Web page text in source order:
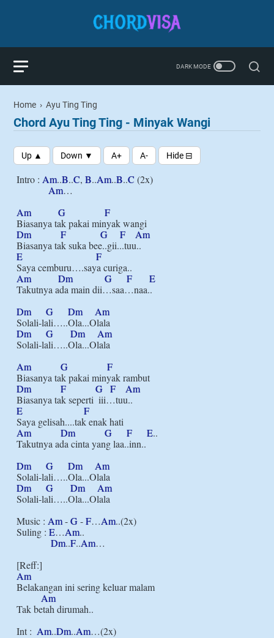
Home › Ayu Ting Ting
Chord Ayu Ting Ting - Minyak Wangi
Intro : Am..B..C, B..Am..B..C (2x)
Am…
Am
G
F
Dm
F G F
Am
E
F
Am
Dm G F
E
Takutnya ada main dii…saa…naa..
Dm
G Dm
Am
Dm
G Dm
Am
Solali-lali…..Ola...Olala
Am
G
F
Dm
F G F
Am
E
F
Am
Dm G F E..
Takutnya ada cinta yang laa..inn..
Dm
G Dm
Am
Dm
G Dm
Am
Solali-lali…..Ola...Olala
Music : Am - G - F…Am..(2x)
Suling : E…Am..
Dm..F..Am…
Am
Belakangan ini sering keluar malam
Am
Tak betah dirumah..
Int : Am..Dm..Am…(2x)